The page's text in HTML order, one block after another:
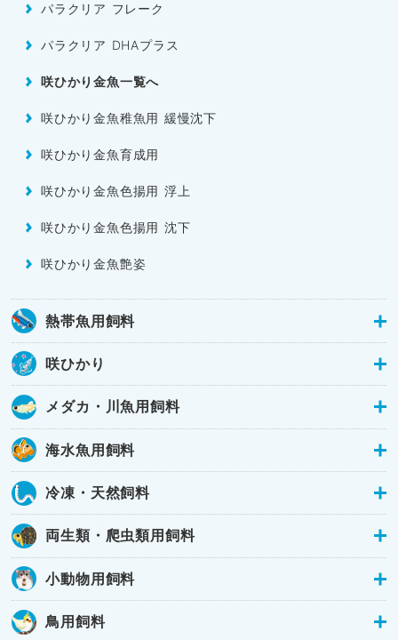
パラクリア フレーク
パラクリア DHAプラス
咲ひかり金魚一覧へ
咲ひかり金魚稚魚用 緩慢沈下
咲ひかり金魚育成用
咲ひかり金魚色揚用 浮上
咲ひかり金魚色揚用 沈下
咲ひかり金魚艶姿
熱帯魚用飼料
咲ひかり
メダカ・川魚用飼料
海水魚用飼料
冷凍・天然飼料
両生類・爬虫類用飼料
小動物用飼料
鳥用飼料